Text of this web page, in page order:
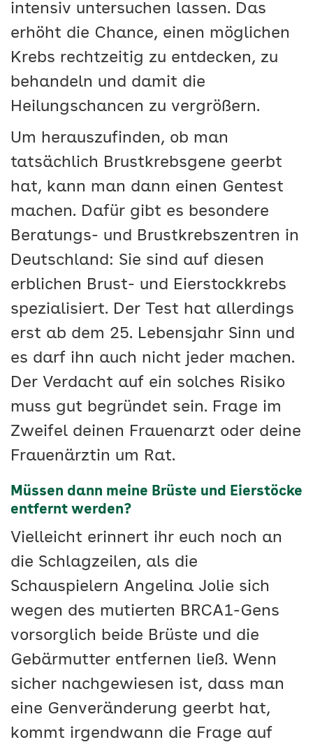
intensiv untersuchen lassen. Das
erhöht die Chance, einen möglichen
Krebs rechtzeitig zu entdecken, zu
behandeln und damit die
Heilungschancen zu vergrößern.
Um herauszufinden, ob man
tatsächlich Brustkrebsgene geerbt
hat, kann man dann einen Gentest
machen. Dafür gibt es besondere
Beratungs- und Brustkrebszentren in
Deutschland: Sie sind auf diesen
erblichen Brust- und Eierstockkrebs
spezialisiert. Der Test hat allerdings
erst ab dem 25. Lebensjahr Sinn und
es darf ihn auch nicht jeder machen.
Der Verdacht auf ein solches Risiko
muss gut begründet sein. Frage im
Zweifel deinen Frauenarzt oder deine
Frauenärztin um Rat.
Müssen dann meine Brüste und Eierstöcke
entfernt werden?
Vielleicht erinnert ihr euch noch an
die Schlagzeilen, als die
Schauspielern Angelina Jolie sich
wegen des mutierten BRCA1-Gens
vorsorglich beide Brüste und die
Gebärmutter entfernen ließ. Wenn
sicher nachgewiesen ist, dass man
eine Genveränderung geerbt hat,
kommt irgendwann die Frage auf